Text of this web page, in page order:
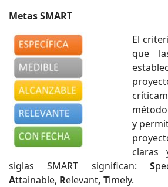
Metas SMART
El
que
y
claras
siglas SMART significan: S
Attainable, Relevant, Timely.